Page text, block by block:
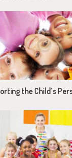
the Child’s